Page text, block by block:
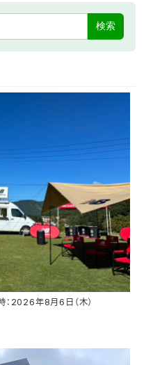
検索
年8月6日（木）